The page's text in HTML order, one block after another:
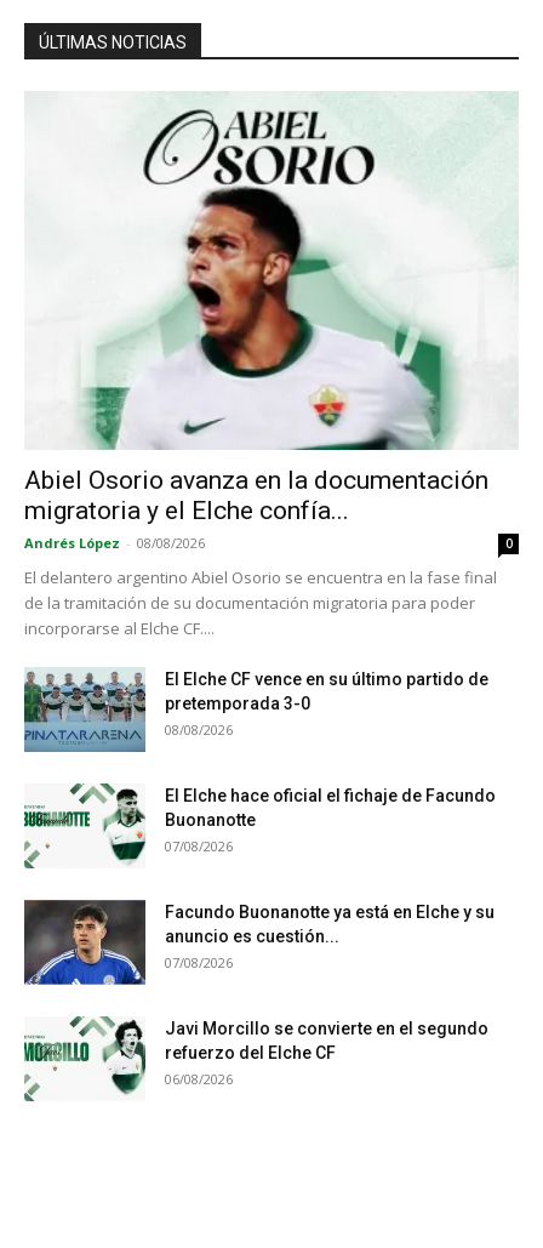
ÚLTIMAS NOTICIAS
Abiel Osorio avanza en la documentación
migratoria y el Elche confía...
Andrés López - 08/08/2026 0
El delantero argentino Abiel Osorio se encuentra en la fase final
de la tramitación de su documentación migratoria para poder
incorporarse al Elche CF....
El Elche CF vence en su último partido de
pretemporada 3-0
08/08/2026
El Elche hace oficial el fichaje de Facundo
Buonanotte
07/08/2026
Facundo Buonanotte ya está en Elche y su
anuncio es cuestión...
07/08/2026
Javi Morcillo se convierte en el segundo
refuerzo del Elche CF
06/08/2026